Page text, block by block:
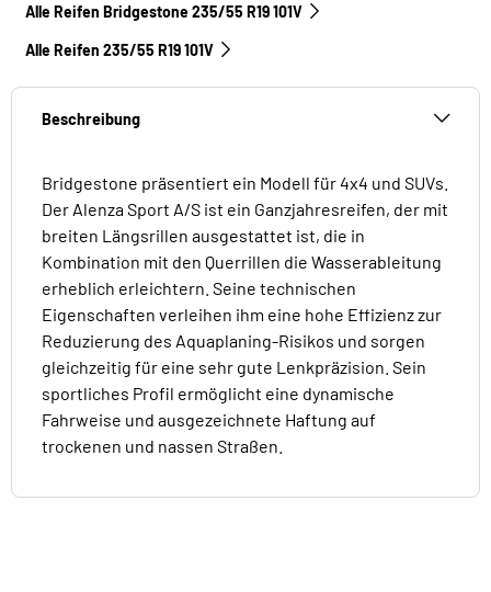
Alle Reifen Bridgestone 235/55 R19 101V
Alle Reifen‎ 235/55 R19 101V
Beschreibung
Bridgestone präsentiert ein Modell für 4x4 und SUVs.
Der Alenza Sport A/S ist ein Ganzjahresreifen, der mit
breiten Längsrillen ausgestattet ist, die in
Kombination mit den Querrillen die Wasserableitung
erheblich erleichtern. Seine technischen
Eigenschaften verleihen ihm eine hohe Effizienz zur
Reduzierung des Aquaplaning-Risikos und sorgen
gleichzeitig für eine sehr gute Lenkpräzision. Sein
sportliches Profil ermöglicht eine dynamische
Fahrweise und ausgezeichnete Haftung auf
trockenen und nassen Straßen.